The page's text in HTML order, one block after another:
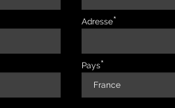
Adresse
Pays